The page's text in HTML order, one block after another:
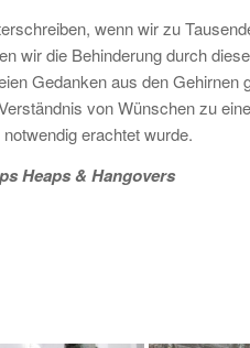
wenn wir zu
wir die Behinderung durch
Gedanken aus den Gehirnen
von Wünschen zu
erachtet wurde.
Heaps & Hangovers